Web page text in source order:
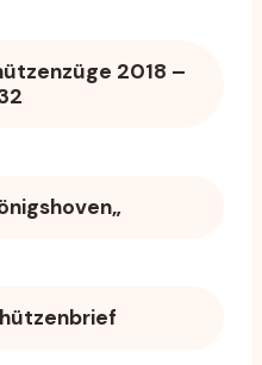
2018 –
2
„